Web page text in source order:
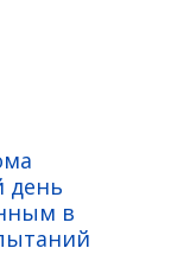
день
в